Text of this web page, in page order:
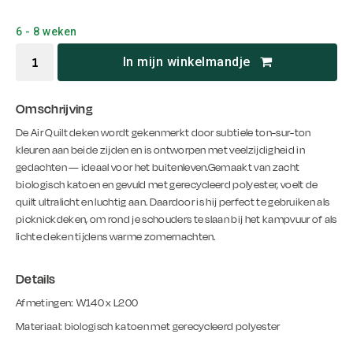
6 - 8 weken
In mijn winkelmandje
Omschrijving
De Air Quilt deken wordt gekenmerkt door subtiele ton-sur-ton
kleuren aan beide zijden en is ontworpen met veelzijdigheid in
gedachten — ideaal voor het buitenleven.Gemaakt van zacht
biologisch katoen en gevuld met gerecycleerd polyester, voelt de
quilt ultralicht en luchtig aan. Daardoor is hij perfect te gebruiken als
picknickdeken, om rond je schouders te slaan bij het kampvuur of als
lichte deken tijdens warme zomernachten.
Details
Afmetingen: W140 x L200
Materiaal: biologisch katoen met gerecycleerd polyester